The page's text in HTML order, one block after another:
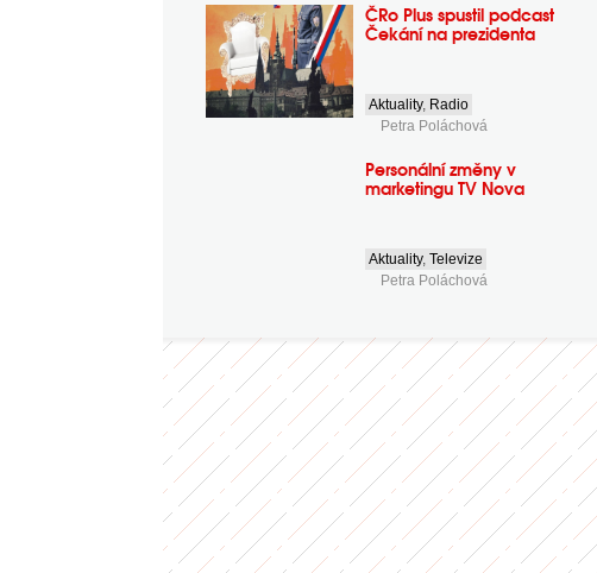
ČRo Plus spustil podcast
Čekání na prezidenta
Aktuality, Radio
Petra Poláchová
Personální změny v
marketingu TV Nova
Aktuality,Televize
Petra Poláchová